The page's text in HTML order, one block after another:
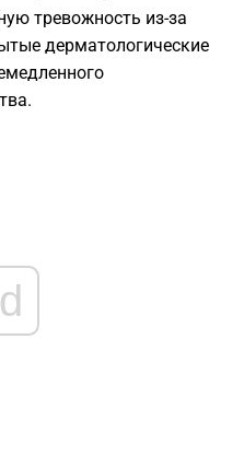
тревожность из-за
дерматологические